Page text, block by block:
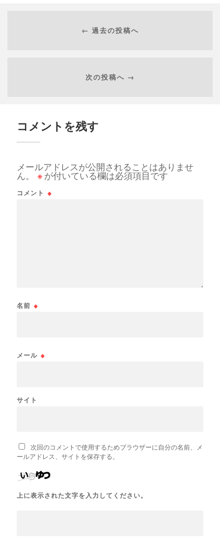
← 過去の投稿へ
次の投稿へ →
コメントを残す
メールアドレスが公開されることはありませ
ん。
※ が付いている欄は必須項目です
コメント ※
名前 ※
メール ※
サイト
次回のコメントで使用するためブラウザーに自分の名前、メ
ールアドレス、サイトを保存する。
上に表示された文字を入力してください。